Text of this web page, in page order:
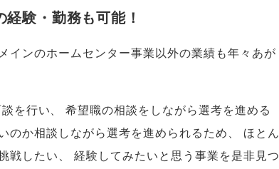
験・勤務も可能！
インのホームセンター事業以外の業績も年々あが
を行い、
希望職の相談をしながら選考を進める
のか相談しながら選考を進められるため、
ほとん
戦したい、
経験してみたいと思う事業を是非見つ